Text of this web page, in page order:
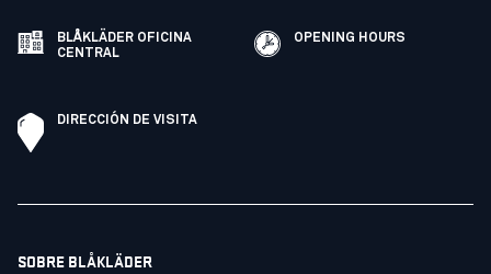
BLÅKLÄDER OFICINA
CENTRAL
OPENING HOURS
DIRECCIÓN DE VISITA
SOBRE BLÅKLÄDER